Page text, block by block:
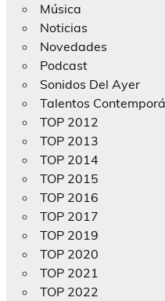
Música
Noticias
Novedades
Podcast
Sonidos Del Ayer
Talentos
TOP 2012
TOP 2013
TOP 2014
TOP 2015
TOP 2016
TOP 2017
TOP 2019
TOP 2020
TOP 2021
TOP 2022